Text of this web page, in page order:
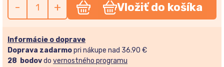
- + Vložiť do košíka
Informácie o doprave
Doprava zadarmopri nákupe nad 36.90 €
28 bodovdo vernostného programu